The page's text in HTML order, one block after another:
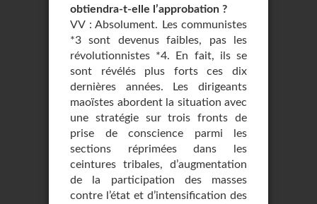
obtiendra-t-elle l’approbation ?
VV : Absolument. Les communistes
*3 sont devenus faibles, pas les
révolutionnistes *4. En fait, ils se
sont révélés plus forts ces dix
dernières années. Les dirigeants
maoïstes abordent la situation avec
une stratégie sur trois fronts de
prise de conscience parmi les
sections réprimées dans les
ceintures tribales, d’augmentation
de la participation des masses
contre l’état et d’intensification des